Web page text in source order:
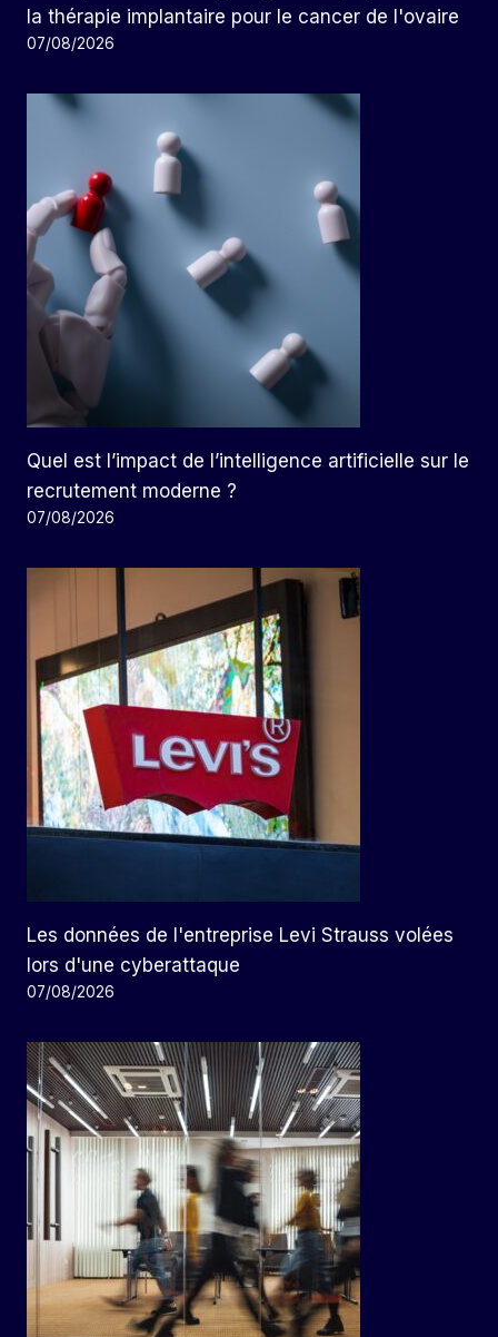
la thérapie implantaire pour le cancer de l'ovaire
07/08/2026
Quel est l’impact de l’intelligence artificielle sur le
recrutement moderne ?
07/08/2026
Les données de l'entreprise Levi Strauss volées
lors d'une cyberattaque
07/08/2026